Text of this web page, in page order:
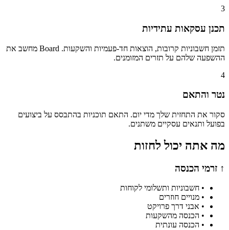
3
תכנן עסקאות עתידיות
תזמן חשבוניות קרובות, הוצאות חד-פעמיות והשקעות. Board מחשב את
ההשפעה שלהם על תזרים המזומנים.
4
נטר והתאם
סקור את התחזית שלך מדי יום. התאם תוכניות בהתבסס על ביצועים
בפועל ותנאים עסקיים משתנים.
מה אתה יכול לחזות
↑ זרמי הכנסה
• חשבוניות ותשלומי לקוחות
• מנויים חוזרים
• אבני דרך פרויקט
• הכנסה מהשקעות
• הכנסה עונתית